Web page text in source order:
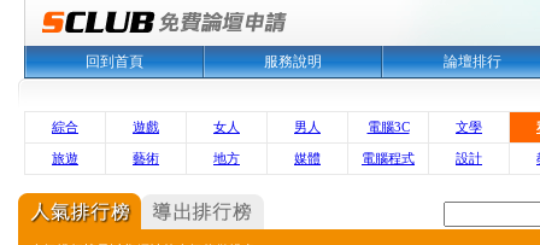
回到首頁 服務說明 論壇排行
綜合 遊戲 女人 男人 電腦3C 文學
旅遊 藝術 地方 媒體 電腦程式 設計